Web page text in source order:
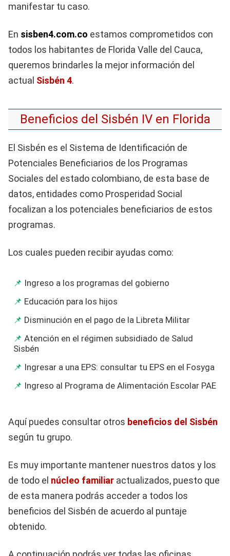
manifestar tu caso.
En sisben4.com.co estamos comprometidos con
todos los habitantes de Florida Valle del Cauca,
queremos brindarles la mejor información del
actual Sisbén 4.
Beneficios del Sisbén IV en Florida
El Sisbén es el Sistema de Identificación de
Potenciales Beneficiarios de los Programas
Sociales del estado colombiano, de esta base de
datos, entidades como Prosperidad Social
focalizan a los potenciales beneficiarios de estos
programas.
Los cuales pueden recibir ayudas como:
Ingreso a los programas del gobierno
Educación para los hijos
Disminución en el pago de la Libreta Militar
Atención en el régimen subsidiado de Salud
Sisbén
Ingresar a una EPS: consultar tu EPS en el Fosyga
Ingreso al Programa de Alimentación Escolar PAE
Aquí puedes consultar otros beneficios del Sisbén
según tu grupo.
Es muy importante mantener nuestros datos y los
de todo el núcleo familiar actualizados, puesto que
de esta manera podrás acceder a todos los
beneficios del Sisbén de acuerdo al puntaje
obtenido.